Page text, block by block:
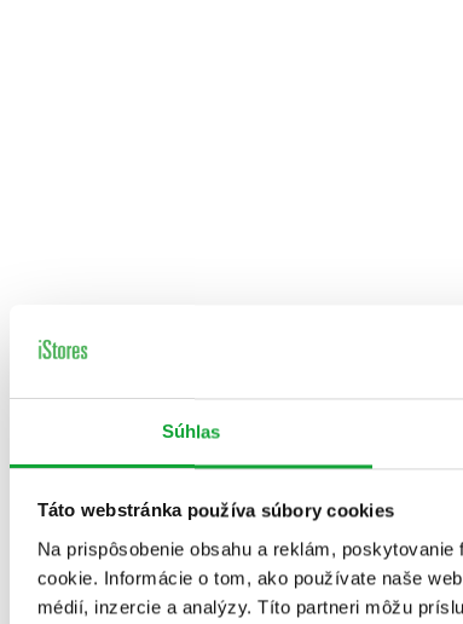
Súhlas
Táto webstránka používa súbory cookies
Na prispôsobenie obsahu a reklám,
cookie. Informácie o tom, ako používate naše
médií, inzercie a analýzy. Títo partneri môžu